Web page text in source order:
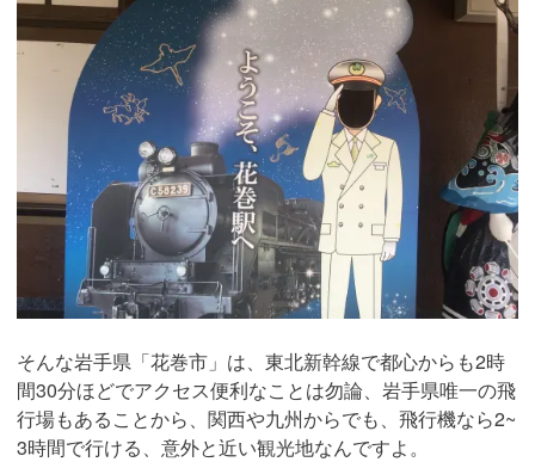
そんな岩手県「花巻市」は、東北新幹線で都心からも2時
間30分ほどでアクセス便利なことは勿論、岩手県唯一の飛
行場もあることから、関西や九州からでも、飛行機なら2~
3時間で行ける、意外と近い観光地なんですよ。